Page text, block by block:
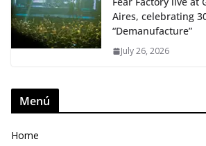
Aires, celebrating
“Demanufacture”
July 26, 2026
Menú
Home